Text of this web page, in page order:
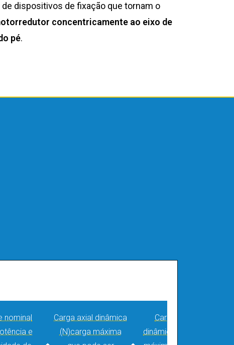
dispositivos de fixação que tornam o
concentricamente ao eixo de
pé.
nominal
e
Carga axial dinâmica
(N)carga máxima
Carga radial
dinâmica (N)